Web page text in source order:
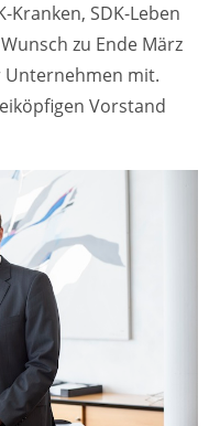
Kranken, SDK-Leben
zu Ende März
Unternehmen mit.
Vorstand